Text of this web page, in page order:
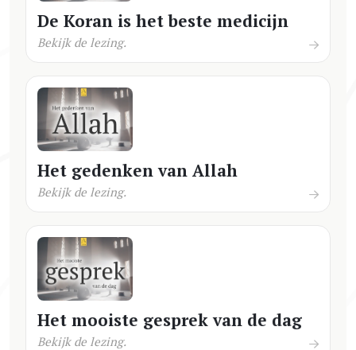
De Koran is het beste medicijn
Bekijk de lezing.
Het gedenken van Allah
Bekijk de lezing.
Het mooiste gesprek van de dag
Bekijk de lezing.